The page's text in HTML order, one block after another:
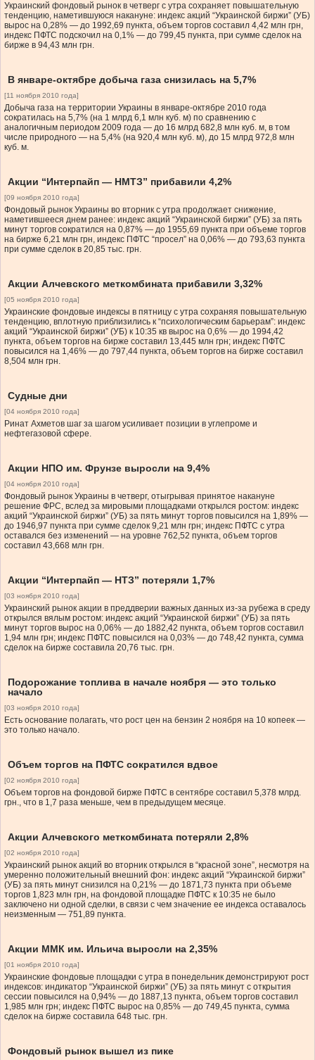
Украинский фондовый рынок в четверг с утра сохраняет повышательную
тенденцию, наметившуюся накануне: индекс акций “Украинской биржи” (УБ)
вырос на 0,28% — до 1992,69 пункта, объем торгов составил 4,42 млн грн,
индекс ПФТС подскочил на 0,1% — до 799,45 пункта, при сумме сделок на
бирже в 94,43 млн грн.
В январе-октябре добыча газа снизилась на 5,7%
[11 ноября 2010 года]
Добыча газа на территории Украины в январе-октябре 2010 года
сократилась на 5,7% (на 1 млрд 6,1 млн куб. м) по сравнению с
аналогичным периодом 2009 года — до 16 млрд 682,8 млн куб. м, в том
числе природного — на 5,4% (на 920,4 млн куб. м), до 15 млрд 972,8 млн
куб. м.
Акции “Интерпайп — НМТЗ” прибавили 4,2%
[09 ноября 2010 года]
Фондовый рынок Украины во вторник с утра продолжает снижение,
наметившееся днем ранее: индекс акций “Украинской биржи” (УБ) за пять
минут торгов сократился на 0,87% — до 1955,69 пункта при объеме торгов
на бирже 6,21 млн грн, индекс ПФТС “просел” на 0,06% — до 793,63 пункта
при сумме сделок в 20,85 тыс. грн.
Акции Алчевского меткомбината прибавили 3,32%
[05 ноября 2010 года]
Украинские фондовые индексы в пятницу с утра сохраняя повышательную
тенденцию, вплотную приблизились к “психологическим барьерам”: индекс
акций “Украинской биржи” (УБ) к 10:35 кв вырос на 0,6% — до 1994,42
пункта, объем торгов на бирже составил 13,445 млн грн; индекс ПФТС
повысился на 1,46% — до 797,44 пункта, объем торгов на бирже составил
8,504 млн грн.
Судные дни
[04 ноября 2010 года]
Ринат Ахметов шаг за шагом усиливает позиции в углепроме и
нефтегазовой сфере.
Акции НПО им. Фрунзе выросли на 9,4%
[04 ноября 2010 года]
Фондовый рынок Украины в четверг, отыгрывая принятое накануне
решение ФРС, вслед за мировыми площадками открылся ростом: индекс
акций “Украинской биржи” (УБ) за пять минут торгов повысился на 1,89% —
до 1946,97 пункта при сумме сделок 9,21 млн грн; индекс ПФТС с утра
оставался без изменений — на уровне 762,52 пункта, объем торгов
составил 43,668 млн грн.
Акции “Интерпайп — НТЗ” потеряли 1,7%
[03 ноября 2010 года]
Украинский рынок акции в преддверии важных данных из-за рубежа в среду
открылся вялым ростом: индекс акций “Украинской биржи” (УБ) за пять
минут торгов вырос на 0,06% — до 1882,42 пункта, объем торгов составил
1,94 млн грн; индекс ПФТС повысился на 0,03% — до 748,42 пункта, сумма
сделок на бирже составила 20,76 тыс. грн.
Подорожание топлива в начале ноября — это только
начало
[03 ноября 2010 года]
Есть основание полагать, что рост цен на бензин 2 ноября на 10 копеек —
это только начало.
Объем торгов на ПФТС сократился вдвое
[02 ноября 2010 года]
Объем торгов на фондовой бирже ПФТС в сентябре составил 5,378 млрд.
грн., что в 1,7 раза меньше, чем в предыдущем месяце.
Акции Алчевского меткомбината потеряли 2,8%
[02 ноября 2010 года]
Украинский рынок акций во вторник открылся в “красной зоне”, несмотря на
умеренно положительный внешний фон: индекс акций “Украинской биржи”
(УБ) за пять минут снизился на 0,21% — до 1871,73 пункта при объеме
торгов 1,823 млн грн, на фондовой площадке ПФТС к 10:35 не было
заключено ни одной сделки, в связи с чем значение ее индекса оставалось
неизменным — 751,89 пункта.
Акции ММК им. Ильича выросли на 2,35%
[01 ноября 2010 года]
Украинские фондовые площадки с утра в понедельник демонстрируют рост
индексов: индикатор “Украинской биржи” (УБ) за пять минут с открытия
сессии повысился на 0,94% — до 1887,13 пункта, объем торгов составил
1,985 млн грн; индекс ПФТС вырос на 0,85% — до 749,45 пункта, сумма
сделок на бирже составила 648 тыс. грн.
Фондовый рынок вышел из пике